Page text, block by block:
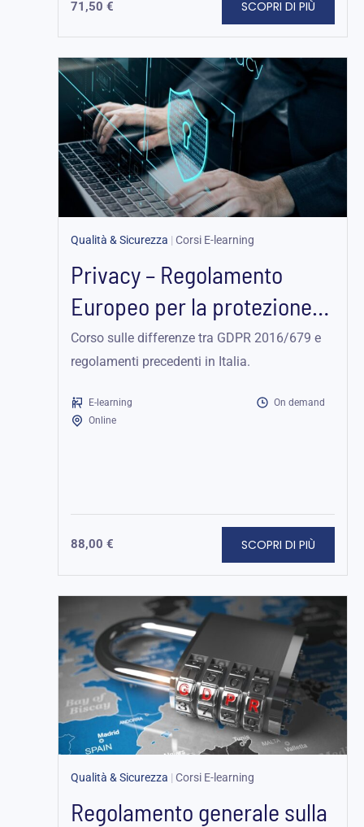
71,50 € SCOPRI DI PIÙ
Qualità & Sicurezza | Corsi E-learning
Privacy – Regolamento
Europeo per la protezione
dei dati personali...
Corso sulle differenze tra GDPR 2016/679 e
regolamenti precedenti in Italia.
E-learning
On demand
Online
88,00 € SCOPRI DI PIÙ
Qualità & Sicurezza | Corsi E-learning
Regolamento generale sulla